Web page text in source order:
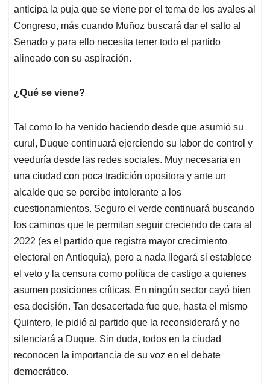
anticipa la puja que se viene por el tema de los avales al
Congreso, más cuando Muñoz buscará dar el salto al
Senado y para ello necesita tener todo el partido
alineado con su aspiración.
¿Qué se viene?
Tal como lo ha venido haciendo desde que asumió su
curul, Duque continuará ejerciendo su labor de control y
veeduría desde las redes sociales. Muy necesaria en
una ciudad con poca tradición opositora y ante un
alcalde que se percibe intolerante a los
cuestionamientos. Seguro el verde continuará buscando
los caminos que le permitan seguir creciendo de cara al
2022 (es el partido que registra mayor crecimiento
electoral en Antioquia), pero a nada llegará si establece
el veto y la censura como política de castigo a quienes
asumen posiciones críticas. En ningún sector cayó bien
esa decisión. Tan desacertada fue que, hasta el mismo
Quintero, le pidió al partido que la reconsiderará y no
silenciará a Duque. Sin duda, todos en la ciudad
reconocen la importancia de su voz en el debate
democrático.